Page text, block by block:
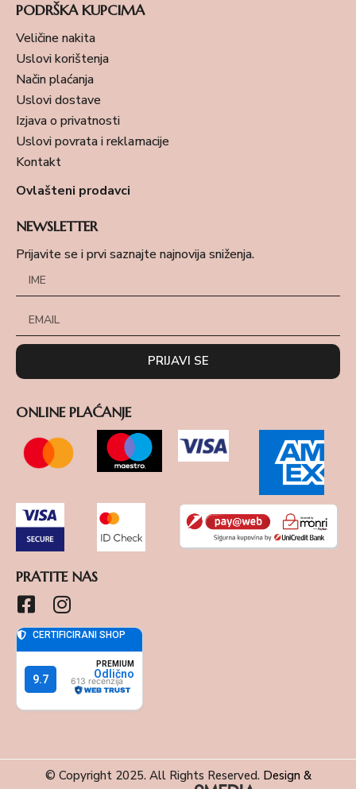
PODRŠKA KUPCIMA
Veličine nakita
Uslovi korištenja
Način plaćanja
Uslovi dostave
Izjava o privatnosti
Uslovi povrata i reklamacije
Kontakt
Ovlašteni prodavci
NEWSLETTER
Prijavite se i prvi saznajte najnovija sniženja.
PRIJAVI SE
ONLINE PLAĆANJE
PRATITE NAS
© Copyright 2025. All Rights Reserved. Design &